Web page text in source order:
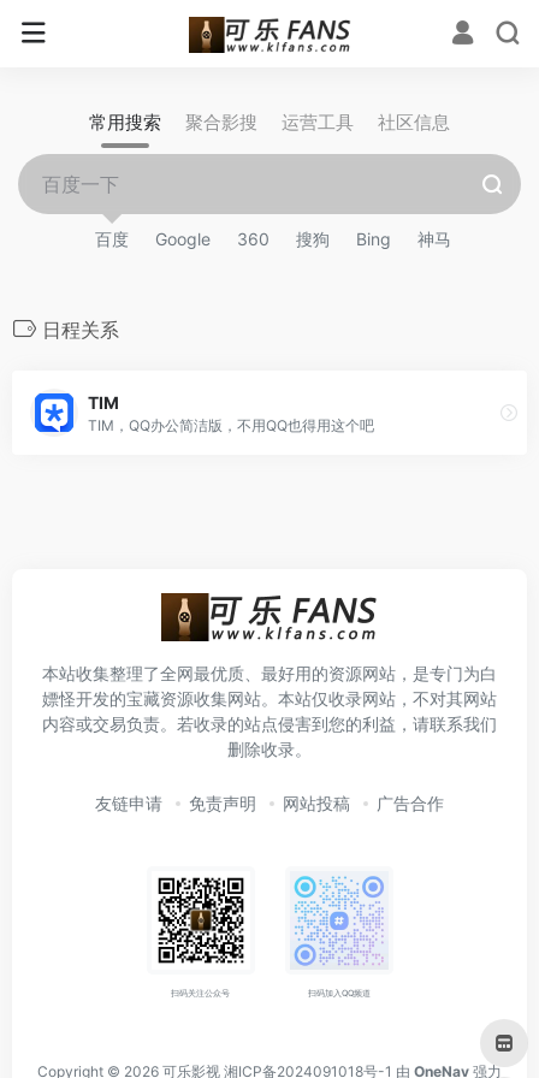
常用搜索 聚合影搜 运营工具 社区信息
百度 Google 360 搜狗 Bing 神马
日程关系
TIM
TIM，QQ办公简洁版，不用QQ也得用这个吧
本站收集整理了全网最优质、最好用的资源网站，是专门为白
嫖怪开发的宝藏资源收集网站。本站仅收录网站，不对其网站
内容或交易负责。若收录的站点侵害到您的利益，请联系我们
删除收录。
友链申请 免责声明 网站投稿 广告合作
扫码关注公众号 扫码加入QQ频道
Copyright © 2026 可乐影视 湘ICP备2024091018号-1 由 OneNav 强力